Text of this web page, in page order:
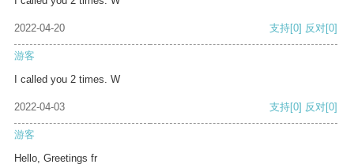
2022-04-20 支持[0] 反对[0]
游客
I called you 2 times. W
2022-04-03 支持[0] 反对[0]
游客
Hello, Greetings fr